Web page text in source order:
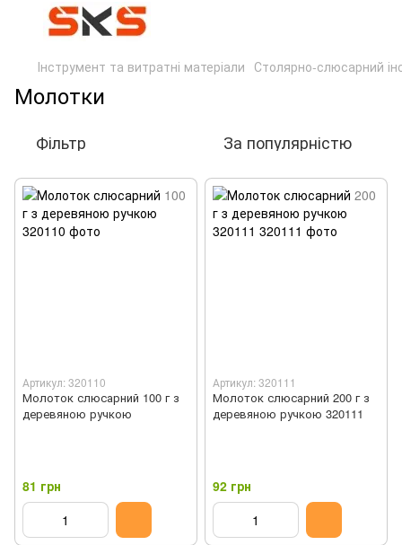
Інструмент та витратні матеріали Столярно-слюсарний
Молотки
Фільтр За популярністю
Артикул: 320110
Молоток слюсарний 100 г з
деревяною ручкою
81 грн
Артикул: 320111
Молоток слюсарний 200 г з
деревяною ручкою 320111
92 грн